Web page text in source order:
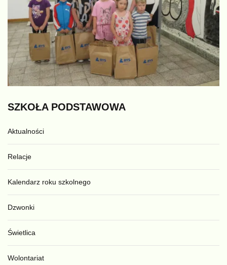
SZKOŁA PODSTAWOWA
Aktualności
Relacje
Kalendarz roku szkolnego
Dzwonki
Świetlica
Wolontariat